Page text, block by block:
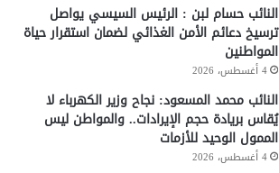
النائب حسام لبن : الرئيس السيسي يواصل
ترسيخ دعائم الأمن الغذائي لضمان استقرار حياة
المواطنين
4 أغسطس، 2026
النائب محمد المسعود: نجاح وزير الكهرباء لا
يُقاس بريادة حجم الإيرادات.. والمواطن ليس
الممول الوحيد للأزمات
4 أغسطس، 2026